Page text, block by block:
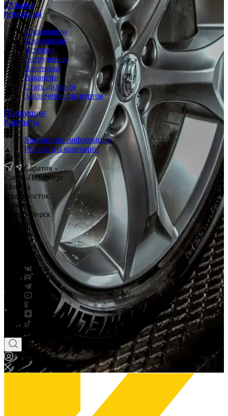
Отзывы
Компания
О компании
Технология
История
Сотрудники
Партнеры
Вакансии
Стать дилером
Заключение экспертов
Продукция
Контакты
Контактная информация
Реквизиты компании
Саратов
Санкт-Петербург
Москва
Владивосток
Тюмень
Новосибирск
Саратов
Смоленск
Беларусь